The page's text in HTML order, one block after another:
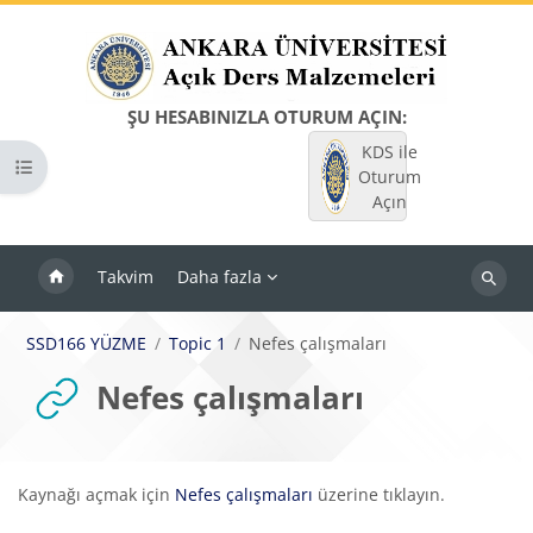
ŞU HESABINIZLA OTURUM AÇIN:
KDS ile
Oturum
Açın
Takvim Daha fazla
Dersleri
Kurs dizinini aç
SSD166 YÜZME Topic 1 Nefes çalışmaları
Nefes çalışmaları
Tamamlama Gereklilikleri
Kaynağı açmak için Nefes çalışmaları üzerine tıklayın.